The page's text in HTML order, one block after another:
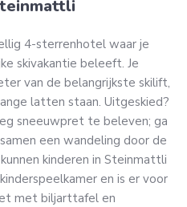
4-sterrenhotel waar je
skivakantie beleeft. Je
van de belangrijkste skilift,
latten staan. Uitgeskied?
sneeuwpret te beleven; ga
een wandeling door de
kinderen in Steinmattli
en is er voor
met biljarttafel en